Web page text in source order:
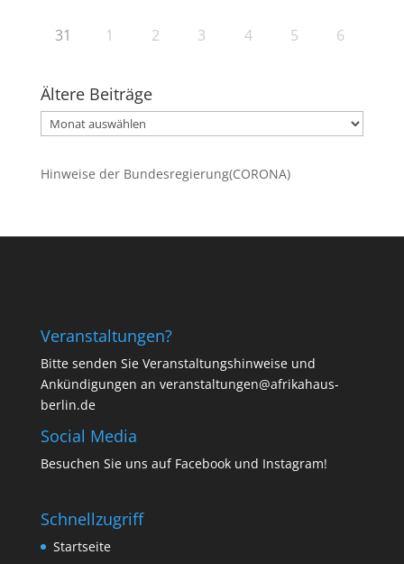
31 1 2 3 4 5 6
Ältere Beiträge
Ältere
Beiträge
Hinweise der Bundesregierung(CORONA)
Veranstaltungen?
Bitte senden Sie Veranstaltungshinweise und
Ankündigungen an veranstaltungen@afrikahaus-
berlin.de
Social Media
Besuchen Sie uns auf Facebookund Instagram!
Schnellzugriff
Startseite